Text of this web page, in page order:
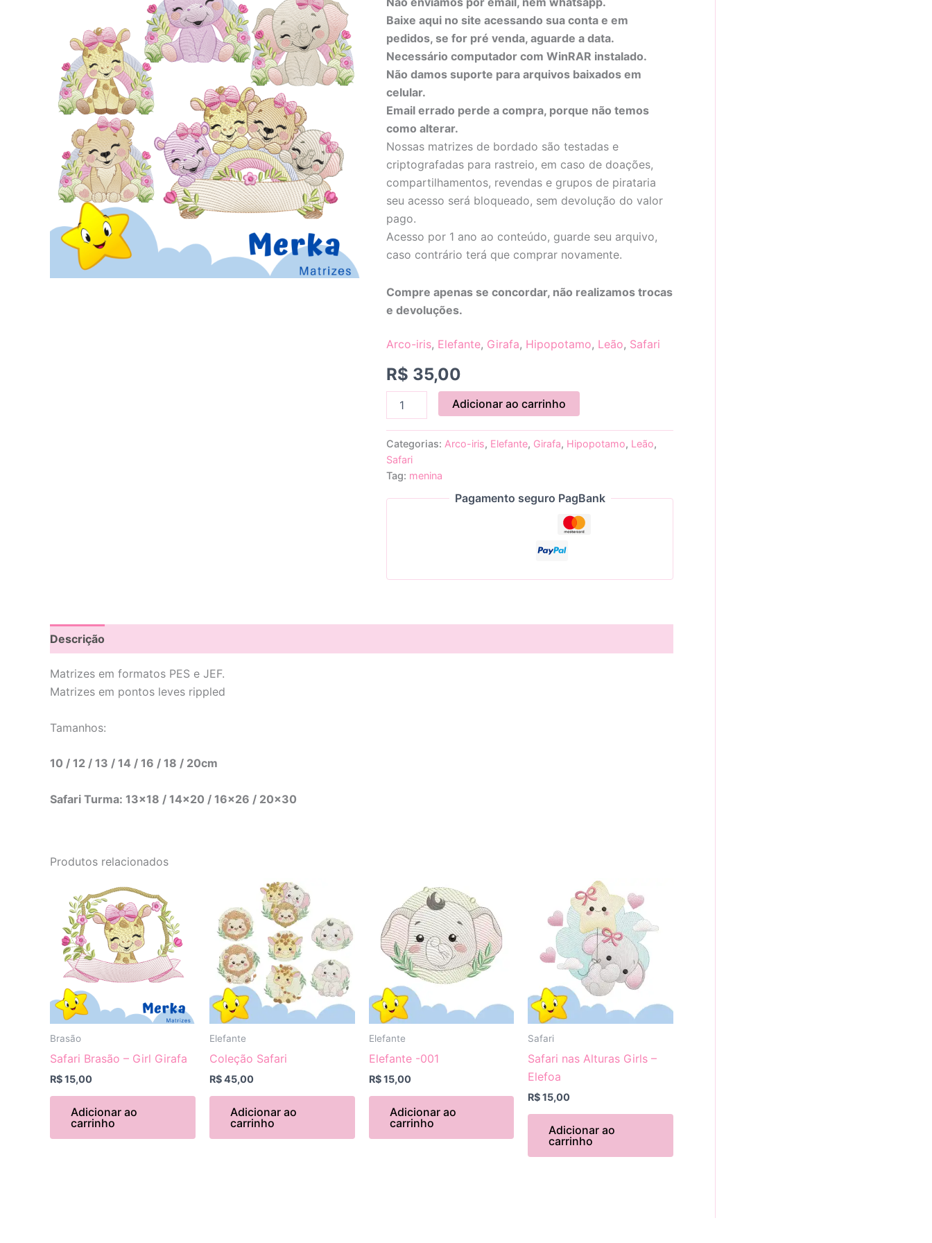
Baixe aqui no site acessando sua conta e em
pedidos, se for pré venda, aguarde a data.
Necessário computador com WinRAR instalado.
Não damos suporte para arquivos baixados em
celular.
Email errado perde a compra, porque não temos
como alterar.
Nossas matrizes de bordado são testadas e
criptografadas para rastreio, em caso de doações,
compartilhamentos, revendas e grupos de pirataria
seu acesso será bloqueado, sem devolução do valor
pago.
Acesso por 1 ano ao conteúdo, guarde seu arquivo,
caso contrário terá que comprar novamente.
Compre apenas se concordar, não realizamos trocas
e devoluções.
Arco-iris, Elefante, Girafa, Hipopotamo, Leão, Safari
R$ 35,00
Iris
Girls
quantidade
Adicionar ao carrinho
Categorias: Arco-iris, Elefante, Girafa, Hipopotamo, Leão,
Safari
Tag: menina
Pagamento seguro PagBank
Descrição
Matrizes em formatos PES e JEF.
Matrizes em pontos leves rippled
Tamanhos:
10 / 12 / 13 / 14 / 16 / 18 / 20cm
Safari Turma: 13×18 / 14×20 / 16×26 / 20×30
Produtos relacionados
Brasão
Safari Brasão – Girl Girafa
R$15,00
Adicionar ao
carrinho
Elefante
Coleção Safari
R$45,00
Adicionar ao
carrinho
Elefante
Elefante -001
R$15,00
Adicionar ao
carrinho
Safari
Safari nas Alturas Girls –
Elefoa
R$15,00
Adicionar ao
carrinho